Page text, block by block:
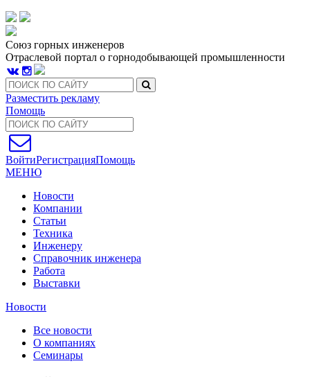
Союз горных инженеров
Отраслевой портал о горнодобывающей промышленности
Разместить рекламу
Помощь
ВойтиРегистрацияПомощь
МЕНЮ
Новости
Компании
Статьи
Техника
Инженеру
Справочник инженера
Работа
Выставки
Новости
Все новости
О компаниях
Семинары